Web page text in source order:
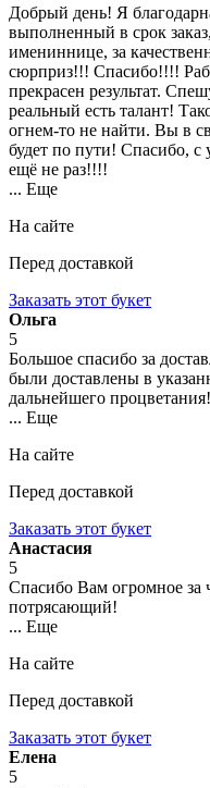
Добрый день! Я
выполненный в срок
имениннице, за
сюрприз!!! Спасибо!!!!
прекрасен результат.
реальный есть талант!
огнем-то не найти. Вы в
будет по пути! Спасибо,
ещё не раз!!!!
... Еще
На сайте
Перед доставкой
Заказать этот букет
Ольга
5
Большое спасибо за
были доставлены в
дальнейшего
... Еще
На сайте
Перед доставкой
Заказать этот букет
Анастасия
5
Спасибо Вам огромное за
потрясающий!
... Еще
На сайте
Перед доставкой
Заказать этот букет
Елена
5